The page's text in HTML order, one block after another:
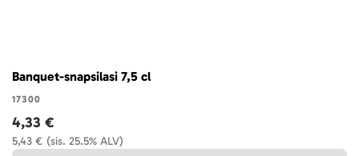
Banquet-snapsilasi 7,5 cl
17300
(sis. 25.5% ALV)
5,43 €
4,33 €